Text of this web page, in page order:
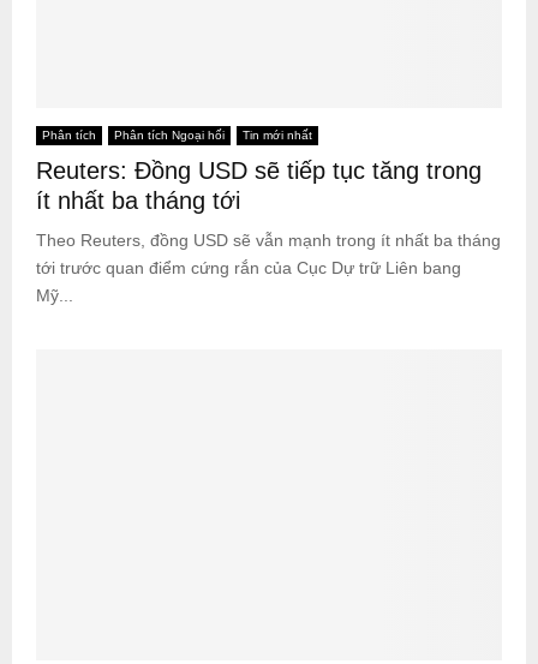
Phân tích Phân tích Ngoại hối Tin mới nhất
Reuters: Đồng USD sẽ tiếp tục tăng trong
ít nhất ba tháng tới
Theo Reuters, đồng USD sẽ vẫn mạnh trong ít nhất ba tháng
tới trước quan điểm cứng rắn của Cục Dự trữ Liên bang
Mỹ...